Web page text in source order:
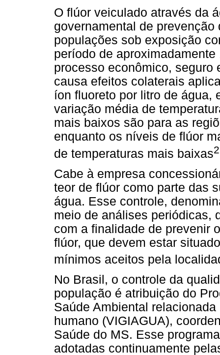
O flúor veiculado através da
governamental de
populações sob exposição
período de
processo econômico, seguro
causa efeitos colaterais
íon fluoreto por litro de água,
variação média de
mais baixos são para as
enquanto os níveis de flúor
de temperaturas mais baixas
Cabe à empresa
teor de flúor como parte das
água. Esse controle,
meio de análises periódicas,
com a finalidade de prevenir
flúor, que devem estar
mínimos aceitos pela
No Brasil, o controle da
população é atribuição do
Saúde Ambiental
humano (VIGIAGUA),
Saúde do MS. Esse
adotadas continuamente